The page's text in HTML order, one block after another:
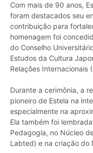
Com mais de 90 anos,
foram destacados seu
contribuição para
homenagem foi
do Conselho
Estudos da Cultura
Relações Internacionais
Durante a cerimônia, a
pioneiro de Estela na
especialmente na
Ela também foi
Pedagogia, no Núcleo
Labted) e na criação do